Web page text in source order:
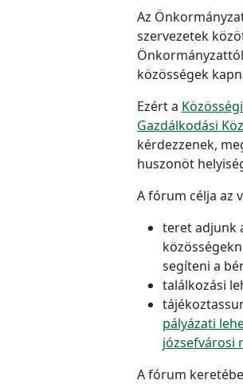
Az
szervezetek
közösségek
Ezért a
Gazdálkodási
kérdezzenek,
huszonöt
A fórum célja az
teret adjunk
segíteni a
találkozási
pályázati
józsefvárosi
A fórum